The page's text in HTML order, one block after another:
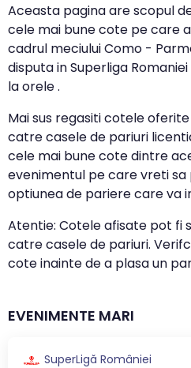
Aceasta pagina are scopul
cele mai bune cote pe care
cadrul meciului Como -
disputa in Superliga
la orele .
Mai sus regasiti cotele
catre casele de pariuri
cele mai bune cote dintre
evenimentul pe care vreti
optiunea de pariere care va
Atentie: Cotele afisate pot fi
catre casele de pariuri.
cote inainte de a plasa un
EVENIMENTE MARI
SuperLigă României